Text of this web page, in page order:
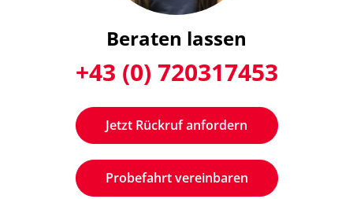
Beraten lassen
+43 (0) 720317453
Jetzt Rückruf anfordern
Probefahrt vereinbaren